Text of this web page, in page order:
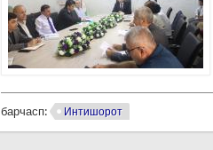
барчасп: Интишорот